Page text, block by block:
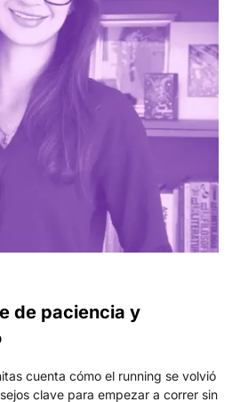
de paciencia y
cuenta cómo el running se volvió
clave para empezar a correr sin